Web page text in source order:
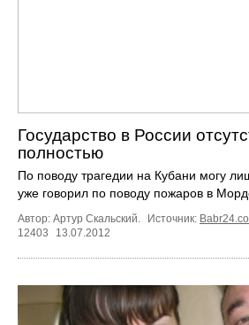
Государство в России
полностью
По поводу трагедии на Кубани могу
уже говорил по поводу пожаров в
Автор: Артур Скальский. Источник:
12403
13.07.2012